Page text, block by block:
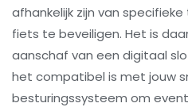
afhankelijk zijn van
fiets te beveiligen. Het is
aanschaf van een digitaal
het compatibel is met jouw
besturingssysteem om